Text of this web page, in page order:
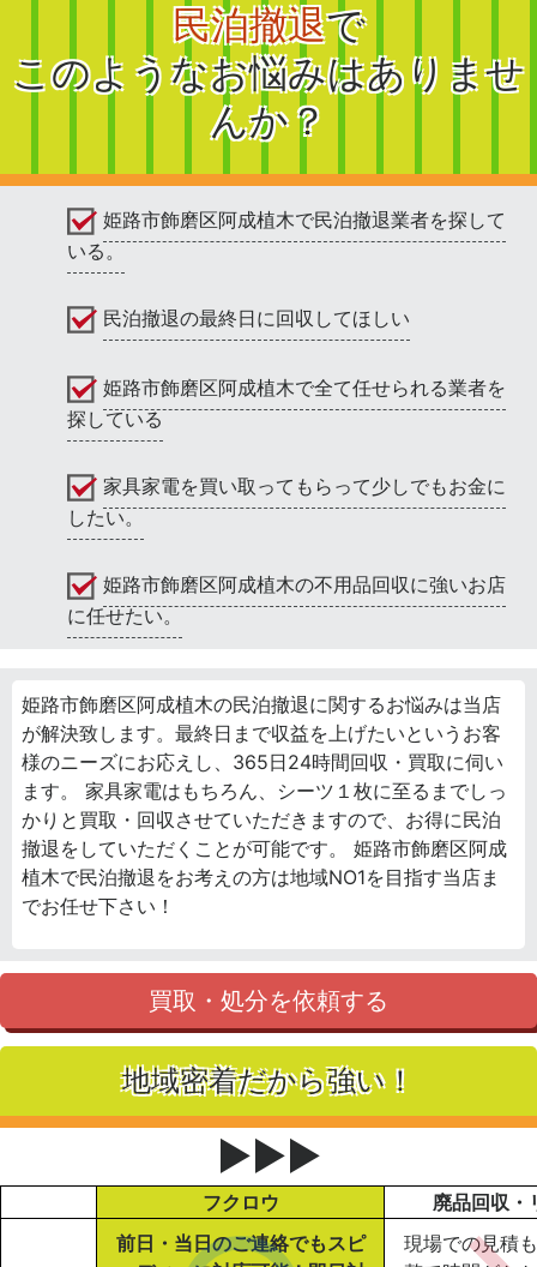
民泊撤退で
このようなお悩みはありませ
んか？
姫路市飾磨区阿成植木で民泊撤退業者を探して
いる。
民泊撤退の最終日に回収してほしい
姫路市飾磨区阿成植木で全て任せられる業者を
探している
家具家電を買い取ってもらって少しでもお金に
したい。
姫路市飾磨区阿成植木の不用品回収に強いお店
に任せたい。
姫路市飾磨区阿成植木の民泊撤退に関するお悩みは当店
が解決致します。最終日まで収益を上げたいというお客
様のニーズにお応えし、365日24時間回収・買取に伺い
ます。 家具家電はもちろん、シーツ１枚に至るまでしっ
かりと買取・回収させていただきますので、お得に民泊
撤退をしていただくことが可能です。 姫路市飾磨区阿成
植木で民泊撤退をお考えの方は地域NO1を目指す当店ま
でお任せ下さい！
買取・処分を依頼する
地域密着だから強い！
▶▶▶
フクロウ 廃品回収・
前日・当日のご連絡でもスピ
現場での見積